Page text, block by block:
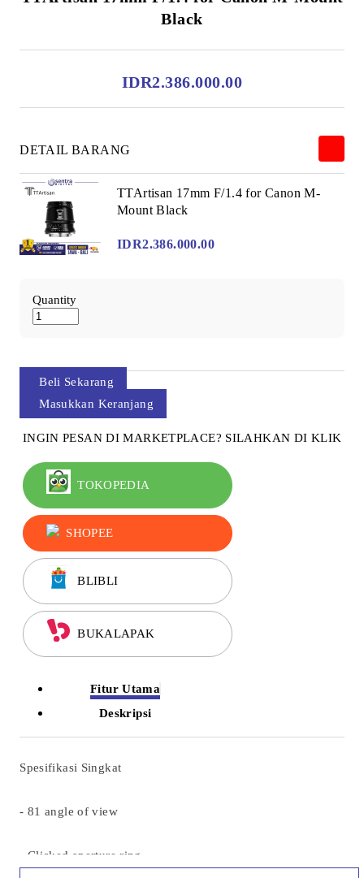
Black
IDR2.386.000.00
DETAIL BARANG
TTArtisan 17mm F/1.4 for Canon M-
Mount Black
IDR2.386.000.00
Quantity
Beli Sekarang
Masukkan Keranjang
INGIN PESAN DI MARKETPLACE? SILAHKAN DI KLIK
TOKOPEDIA
SHOPEE
BLIBLI
BUKALAPAK
Fitur Utama
Deskripsi
Spesifikasi Singkat
- 81 angle of view
- Clicked aperture ring